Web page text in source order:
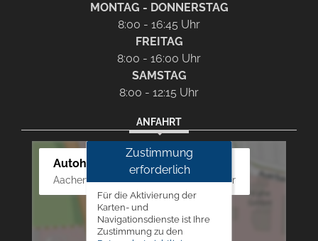
MONTAG - DONNERSTAG
8:00 - 16:45 Uhr
FREITAG
8:00 - 16:00 Uhr
SAMSTAG
8:00 - 12:15 Uhr
ANFAHRT
Autohaus Westphal
Aachener Str. 84 - 88, 52249 Eschweiler
Zustimmung
erforderlich
Für die Aktivierung der
Karten- und
Navigationsdienste ist Ihre
Zustimmung zu den